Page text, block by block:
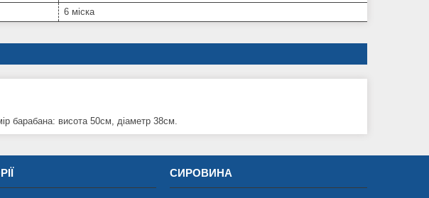
6 міска
барабана: висота 50см, діаметр 38см.
СИРОВИНА